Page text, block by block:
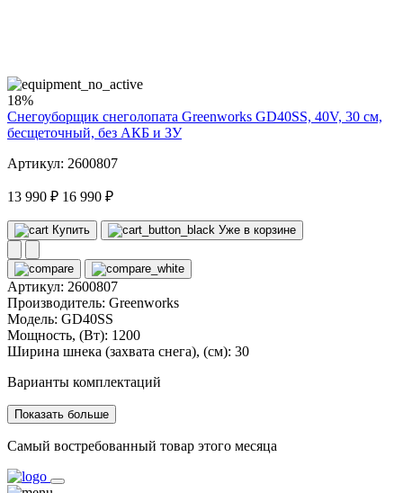
18%
Снегоуборщик снеголопата Greenworks GD40SS, 40V, 30 см,
бесщеточный, без АКБ и ЗУ
Артикул: 2600807
13 990 ₽ 16 990 ₽
Купить Уже в корзине
Артикул: 2600807
Производитель: Greenworks
Модель: GD40SS
Мощность, (Вт): 1200
Ширина шнека (захвата снега), (см): 30
Варианты комплектаций
Показать больше
Самый востребованный товар этого месяца